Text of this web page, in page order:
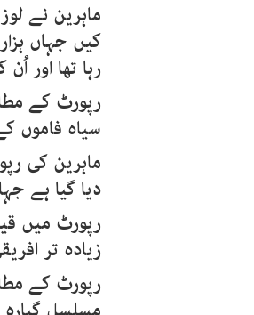
ماہرین نے
کیں جہاں
رہا تھا اور
رپورٹ کے
سیاہ فاموں
ماہرین کی
دیا گیا ہے
رپورٹ میں
زیادہ تر
رپورٹ کے